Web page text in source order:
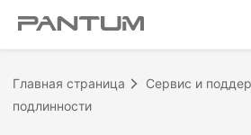
Главная страница Сервис и
подлинности
Проверка подлинности расходных